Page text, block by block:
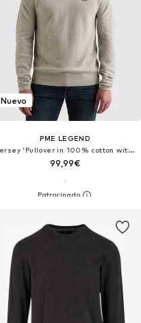
Nuevo
PME LEGEND
Jersey 'Pullover in 100% cotton with crewneck'
99,99€